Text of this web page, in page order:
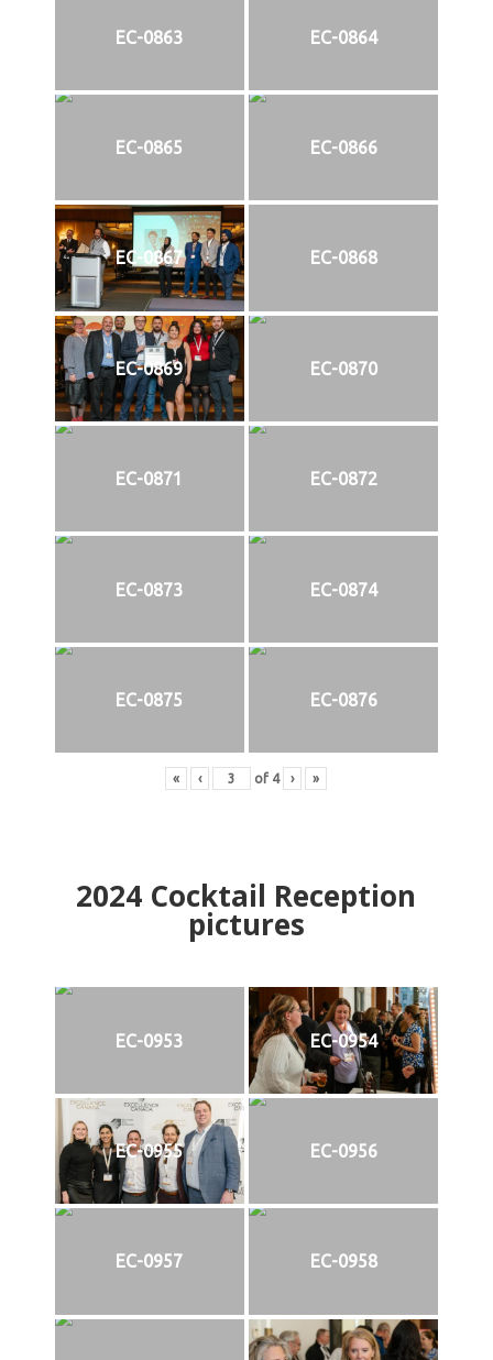
EC-0863 EC-0864
EC-0865 EC-0866
EC-0867 EC-0868
EC-0869 EC-0870
EC-0871 EC-0872
EC-0873 EC-0874
EC-0875 EC-0876
« ‹ of 4 › »
2024 Cocktail Reception
pictures
EC-0953 EC-0954
EC-0955 EC-0956
EC-0957 EC-0958